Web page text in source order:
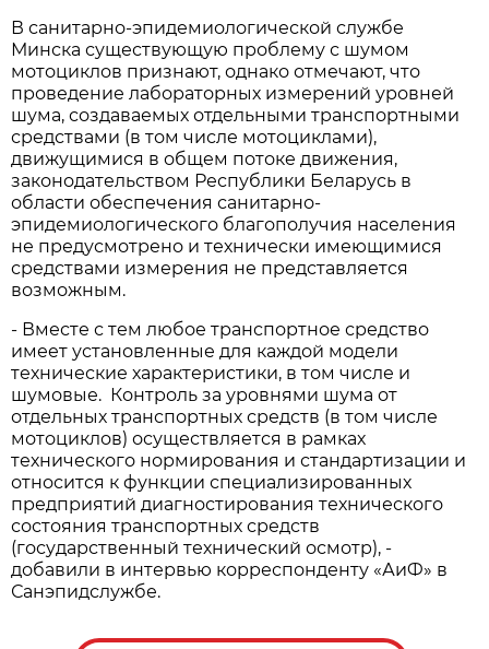
В санитарно-эпидемиологической службе
Минска существующую проблему с шумом
мотоциклов признают, однако отмечают, что
проведение лабораторных измерений уровней
шума, создаваемых отдельными транспортными
средствами (в том числе мотоциклами),
движущимися в общем потоке движения,
законодательством Республики Беларусь в
области обеспечения санитарно-
эпидемиологического благополучия населения
не предусмотрено и технически имеющимися
средствами измерения не представляется
возможным.
- Вместе с тем любое транспортное средство
имеет установленные для каждой модели
технические характеристики, в том числе и
шумовые. Контроль за уровнями шума от
отдельных транспортных средств (в том числе
мотоциклов) осуществляется в рамках
технического нормирования и стандартизации и
относится к функции специализированных
предприятий диагностирования технического
состояния транспортных средств
(государственный технический осмотр), -
добавили в интервью корреспонденту «АиФ» в
Санэпидслужбе.